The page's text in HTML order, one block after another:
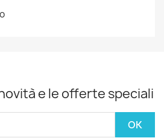
e le offerte speciali